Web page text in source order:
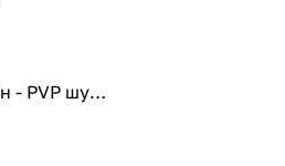
Танки Онлайн - PVP шутер